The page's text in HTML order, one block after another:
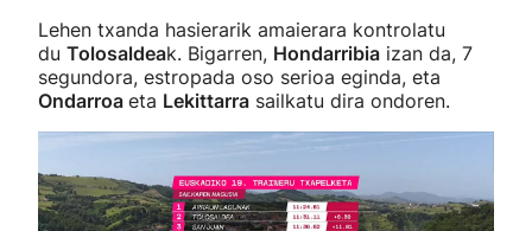
Lehen txanda hasierarik amaierara kontrolatu
du Tolosaldeak. Bigarren, Hondarribia izan da, 7
segundora, estropada oso serioa eginda, eta
Ondarroa eta Lekittarra sailkatu dira ondoren.